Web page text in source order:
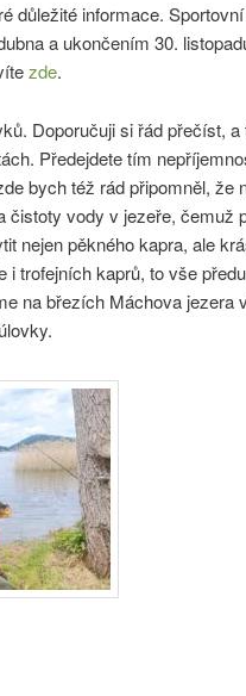
důležité informace.
a ukončením 30.
zde.
Doporučuji si řád přečíst,
Předejdete tím
bych též rád připomněl, že
vody v jezeře, čemuž
nejen pěkného kapra, ale
trofejních kaprů, to vše
na březích Máchova jezera